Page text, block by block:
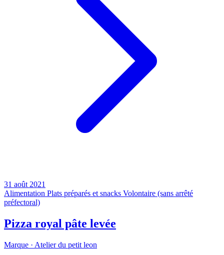
31 août 2021
Alimentation Plats préparés et snacks Volontaire (sans arrêté
préfectoral)
Pizza royal pâte levée
Marque · Atelier du petit leon